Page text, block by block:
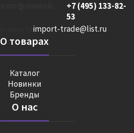
+7 (495) 133-82-
53
import-trade@list.ru
О товарах
Каталог
Новинки
Бренды
О нас